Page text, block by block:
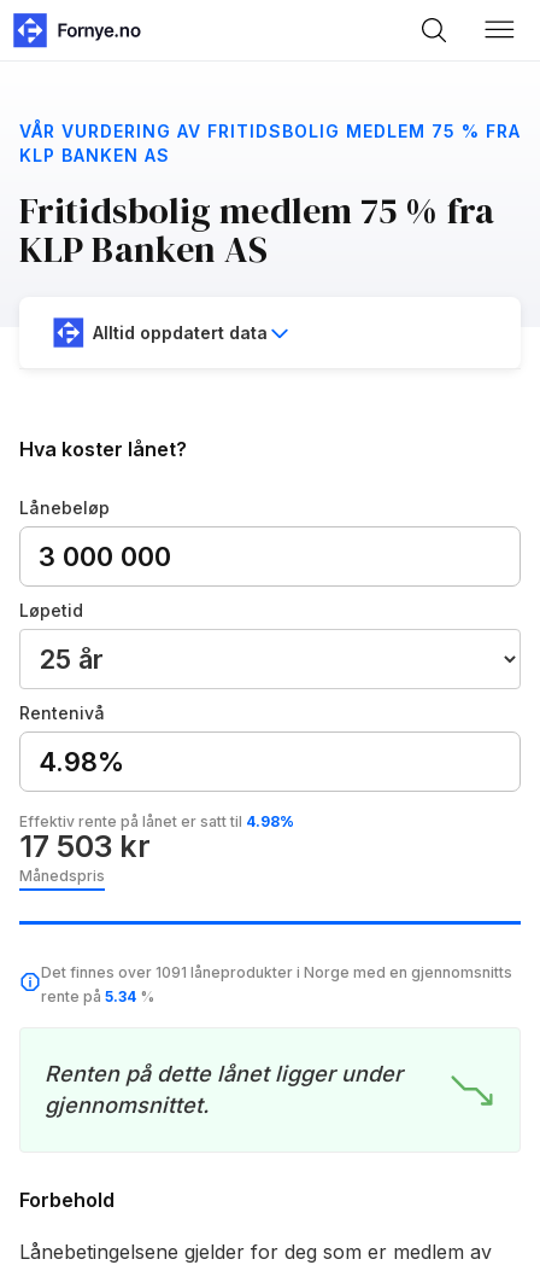
VÅR VURDERING AV FRITIDSBOLIG MEDLEM 75 % FRA
KLP BANKEN AS
Fritidsbolig medlem 75 % fra
KLP Banken AS
Alltid oppdatert data
Hva koster lånet?
Lånebeløp
Løpetid
Rentenivå
4.98%
Effektiv rente på lånet er satt til 4.98%
17 503 kr
Månedspris
Det finnes over 1091 låneprodukter i Norge med en gjennomsnitts
rente på 5.34 %
Renten på dette lånet ligger under
gjennomsnittet.
Forbehold
Lånebetingelsene gjelder for deg som er medlem av